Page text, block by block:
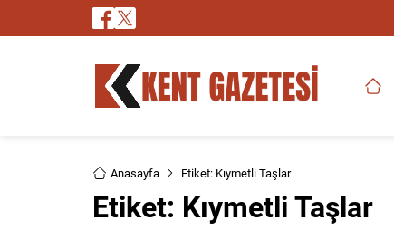
Anasayfa Etiket: Kıymetli Taşlar
Etiket: Kıymetli Taşlar